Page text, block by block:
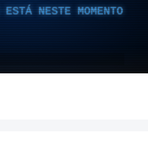
ESTÁ NESTE MOMENTO